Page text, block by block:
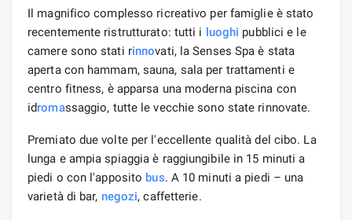
Il magnifico complesso ricreativo per famiglie è stato
recentemente ristrutturato: tutti i luoghi pubblici e le
camere sono stati rinnovati, la Senses Spa è stata
aperta con hammam, sauna, sala per trattamenti e
centro fitness, è apparsa una moderna piscina con
idromassaggio, tutte le vecchie sono state rinnovate.
Premiato due volte per l'eccellente qualità del cibo. La
lunga e ampia spiaggia è raggiungibile in 15 minuti a
piedi o con l'apposito bus. A 10 minuti a piedi – una
varietà di bar, negozi, caffetterie.